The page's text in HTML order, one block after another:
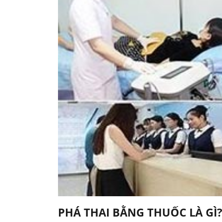
PHÁ THAI BẰNG THUỐC LÀ GÌ?